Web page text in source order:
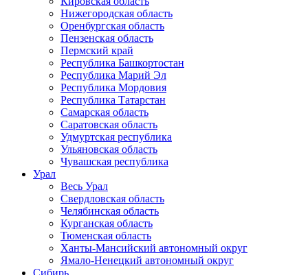
Нижегородская область
Оренбургская область
Пензенская область
Пермский край
Республика Башкортостан
Республика Марий Эл
Республика Мордовия
Республика Татарстан
Самарская область
Саратовская область
Удмуртская республика
Ульяновская область
Чувашская республика
Урал
Весь Урал
Свердловская область
Челябинская область
Курганская область
Тюменская область
Ханты-Мансийский автономный округ
Ямало-Ненецкий автономный округ
Сибирь